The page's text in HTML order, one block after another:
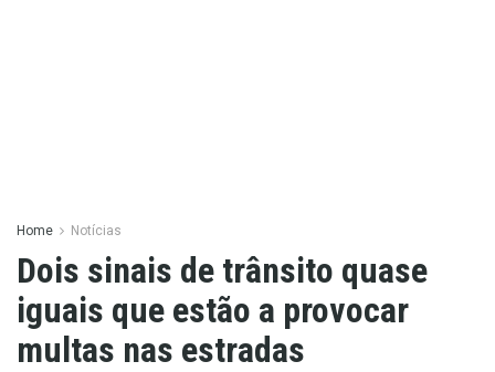
Home Notícias
Dois sinais de trânsito quase
iguais que estão a provocar
multas nas estradas